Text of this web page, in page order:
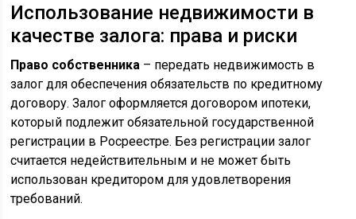
Использование недвижимости в
качестве залога: права и риски
Право собственника – передать недвижимость в
залог для обеспечения обязательств по кредитному
договору. Залог оформляется договором ипотеки,
который подлежит обязательной государственной
регистрации в Росреестре. Без регистрации залог
считается недействительным и не может быть
использован кредитором для удовлетворения
требований.